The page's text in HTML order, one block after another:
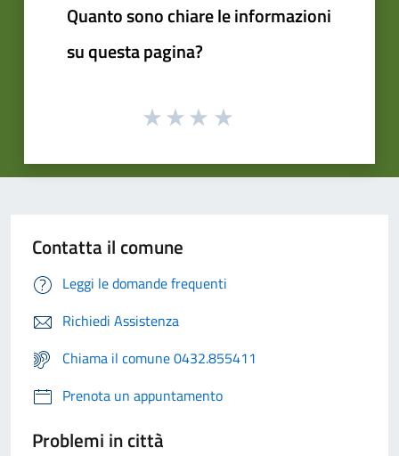
Quanto sono chiare le informazioni
su questa pagina?
Contatta il comune
Leggi le domande frequenti
Richiedi Assistenza
Chiama il comune 0432.855411
Prenota un appuntamento
Problemi in città